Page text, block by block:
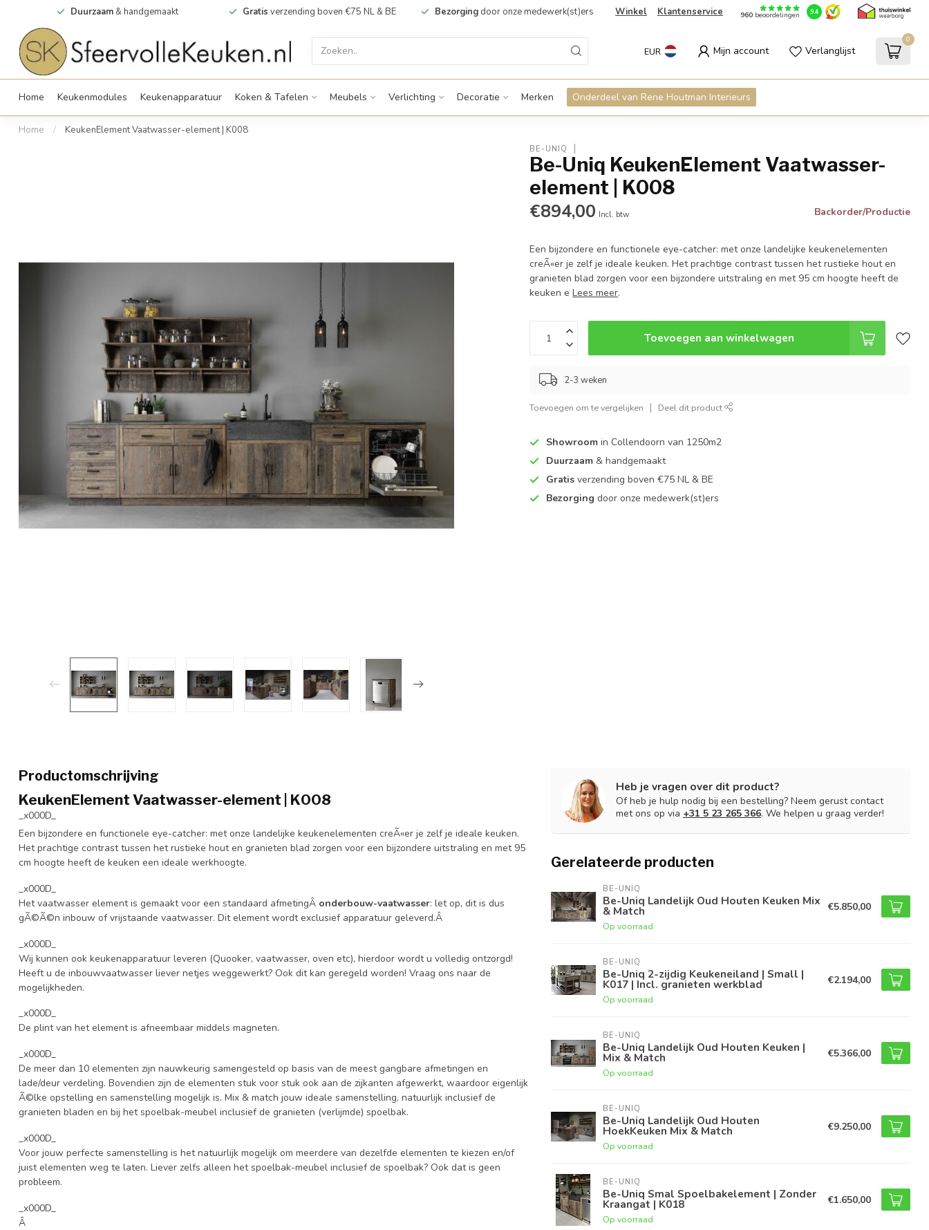
Duurzaam & handgemaakt Gratis verzending boven €75 NL & BE Bezorging door onze medewerk(st)ers Winkel Klantenservice 960beoordelingen 9.4
EUR Mijn account Verlanglijst
0
Home Keukenmodules Keukenapparatuur Koken & Tafelen Meubels Verlichting Decoratie Merken Onderdeel van Rene Houtman Interieurs
Home / KeukenElement Vaatwasser-element | K008
BE-UNIQ
Be-Uniq KeukenElement Vaatwasser-
element | K008
€894,00 Incl. btw Backorder/Productie
Een bijzondere en functionele eye-catcher: met onze landelijke keukenelementen
creÃ«er je zelf je ideale keuken. Het prachtige contrast tussen het rustieke hout en
granieten blad zorgen voor een bijzondere uitstraling en met 95 cm hoogte heeft de
keuken eLees meer.
Toevoegen aan winkelwagen
2-3 weken
Toevoegen om te vergelijken Deel dit product
Showroom in Collendoorn van 1250m2
Duurzaam & handgemaakt
Gratis verzending boven €75 NL & BE
Bezorging door onze medewerk(st)ers
Productomschrijving
KeukenElement Vaatwasser-element | K008
_x000D_
Een bijzondere en functionele eye-catcher: met onze landelijke keukenelementen creÃ«er je zelf je ideale keuken.
Het prachtige contrast tussen het rustieke hout en granieten blad zorgen voor een bijzondere uitstraling en met 95
cm hoogte heeft de keuken een ideale werkhoogte.
_x000D_
Het vaatwasser element is gemaakt voor een standaard afmetingÂ onderbouw-vaatwasser: let op, dit is dus
gÃ©Ã©n inbouw of vrijstaande vaatwasser. Dit element wordt exclusief apparatuur geleverd.Â
_x000D_
Wij kunnen ook keukenapparatuur leveren (Quooker, vaatwasser, oven etc), hierdoor wordt u volledig ontzorgd!
Heeft u de inbouwvaatwasser liever netjes weggewerkt? Ook dit kan geregeld worden! Vraag ons naar de
mogelijkheden.
_x000D_
De plint van het element is afneembaar middels magneten.
_x000D_
De meer dan 10 elementen zijn nauwkeurig samengesteld op basis van de meest gangbare afmetingen en
lade/deur verdeling. Bovendien zijn de elementen stuk voor stuk ook aan de zijkanten afgewerkt, waardoor eigenlijk
Ã©lke opstelling en samenstelling mogelijk is. Mix & match jouw ideale samenstelling, natuurlijk inclusief de
granieten bladen en bij het spoelbak-meubel inclusief de granieten (verlijmde) spoelbak.
_x000D_
Voor jouw perfecte samenstelling is het natuurlijk mogelijk om meerdere van dezelfde elementen te kiezen en/of
juist elementen weg te laten. Liever zelfs alleen het spoelbak-meubel inclusief de spoelbak? Ook dat is geen
probleem.
_x000D_
Â
Heb je vragen over dit product?
Of heb je hulp nodig bij een bestelling? Neem gerust contact
met ons op via +31 5 23 265 366. We helpen u graag verder!
Gerelateerde producten
BE-UNIQ
Be-Uniq Landelijk Oud Houten Keuken Mix
& Match
Op voorraad
€5.850,00
BE-UNIQ
Be-Uniq 2-zijdig Keukeneiland | Small |
K017 | Incl. granieten werkblad
Op voorraad
€2.194,00
BE-UNIQ
Be-Uniq Landelijk Oud Houten Keuken |
Mix & Match
Op voorraad
€5.366,00
BE-UNIQ
Be-Uniq Landelijk Oud Houten
HoekKeuken Mix & Match
Op voorraad
€9.250,00
BE-UNIQ
Be-Uniq Smal Spoelbakelement | Zonder
Kraangat | K018
Op voorraad
€1.650,00